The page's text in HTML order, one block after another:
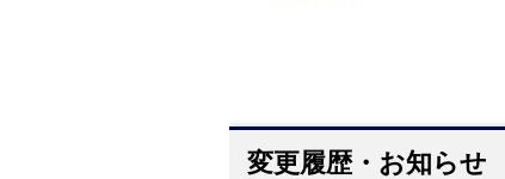
変更履歴・お知らせ